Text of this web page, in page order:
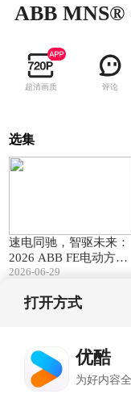
超清画质 评论
选集
速电同驰，智驱未来：
2026 ABB FE电动方程
式三亚、上海双站赛开
2026-06-29
打开方式
优酷
为好内容